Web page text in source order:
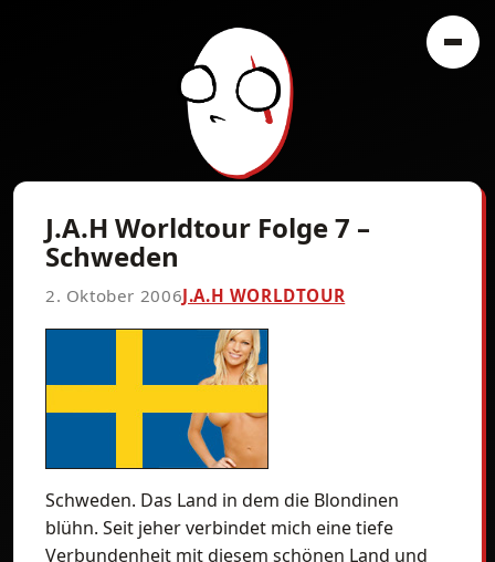
J.A.H Worldtour Folge 7 –
Schweden
2. Oktober 2006J.A.H WORLDTOUR
Schweden. Das Land in dem die Blondinen
blühn. Seit jeher verbindet mich eine tiefe
Verbundenheit mit diesem schönen Land und